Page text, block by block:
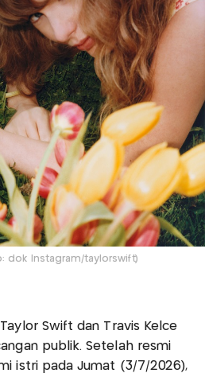
dok Instagram/taylorswift)
Swift dan Travis Kelce
publik. Setelah resmi
istri pada Jumat (3/7/2026),